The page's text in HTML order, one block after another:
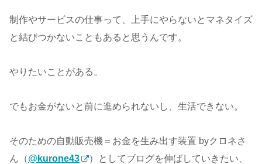
制作やサービスの仕事って、上手にやらないとマネタイズ
と結びつかないこともあると思うんです。
やりたいことがある。
でもお金がないと前に進められないし、生活できない。
そのための自動販売機＝お金を生み出す装置 byクロネさ
ん（@ kurone43
）としてブログを伸ばしていきたい、